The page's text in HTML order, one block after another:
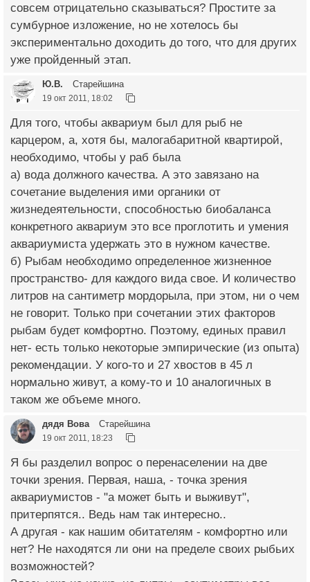
совсем отрицательно сказываться? Простите за
сумбурное изложение, но не хотелось бы
экспериментально доходить до того, что для других
уже пройденный этап.
Ю.В. Старейшина
19 окт 2011, 18:02
Для того, чтобы аквариум был для рыб не
карцером, а, хотя бы, малогабаритной квартирой,
необходимо, чтобы у раб была
а) вода должного качества. А это завязано на
сочетание выделения ими органики от
жизнедеятельности, способностью биобаланса
конкретного аквариум это все проглотить и умения
аквариумиста удержать это в нужном качестве.
б) Рыбам необходимо определенное жизненное
пространство- для каждого вида свое. И количество
литров на сантиметр мордорыла, при этом, ни о чем
не говорит. Только при сочетании этих факторов
рыбам будет комфортно. Поэтому, единых правил
нет- есть только некоторые эмпирические (из опыта)
рекомендации. У кого-то и 27 хвостов в 45 л
нормально живут, а кому-то и 10 аналогичных в
таком же объеме много.
дядя Вова Старейшина
19 окт 2011, 18:23
Я бы разделил вопрос о перенаселении на две
точки зрения. Первая, наша, - точка зрения
аквариумистов - "а может быть и выживут",
притерпятся.. Ведь нам так интересно..
А другая - как нашим обитателям - комфортно или
нет? Не находятся ли они на пределе своих рыбьих
возможностей?